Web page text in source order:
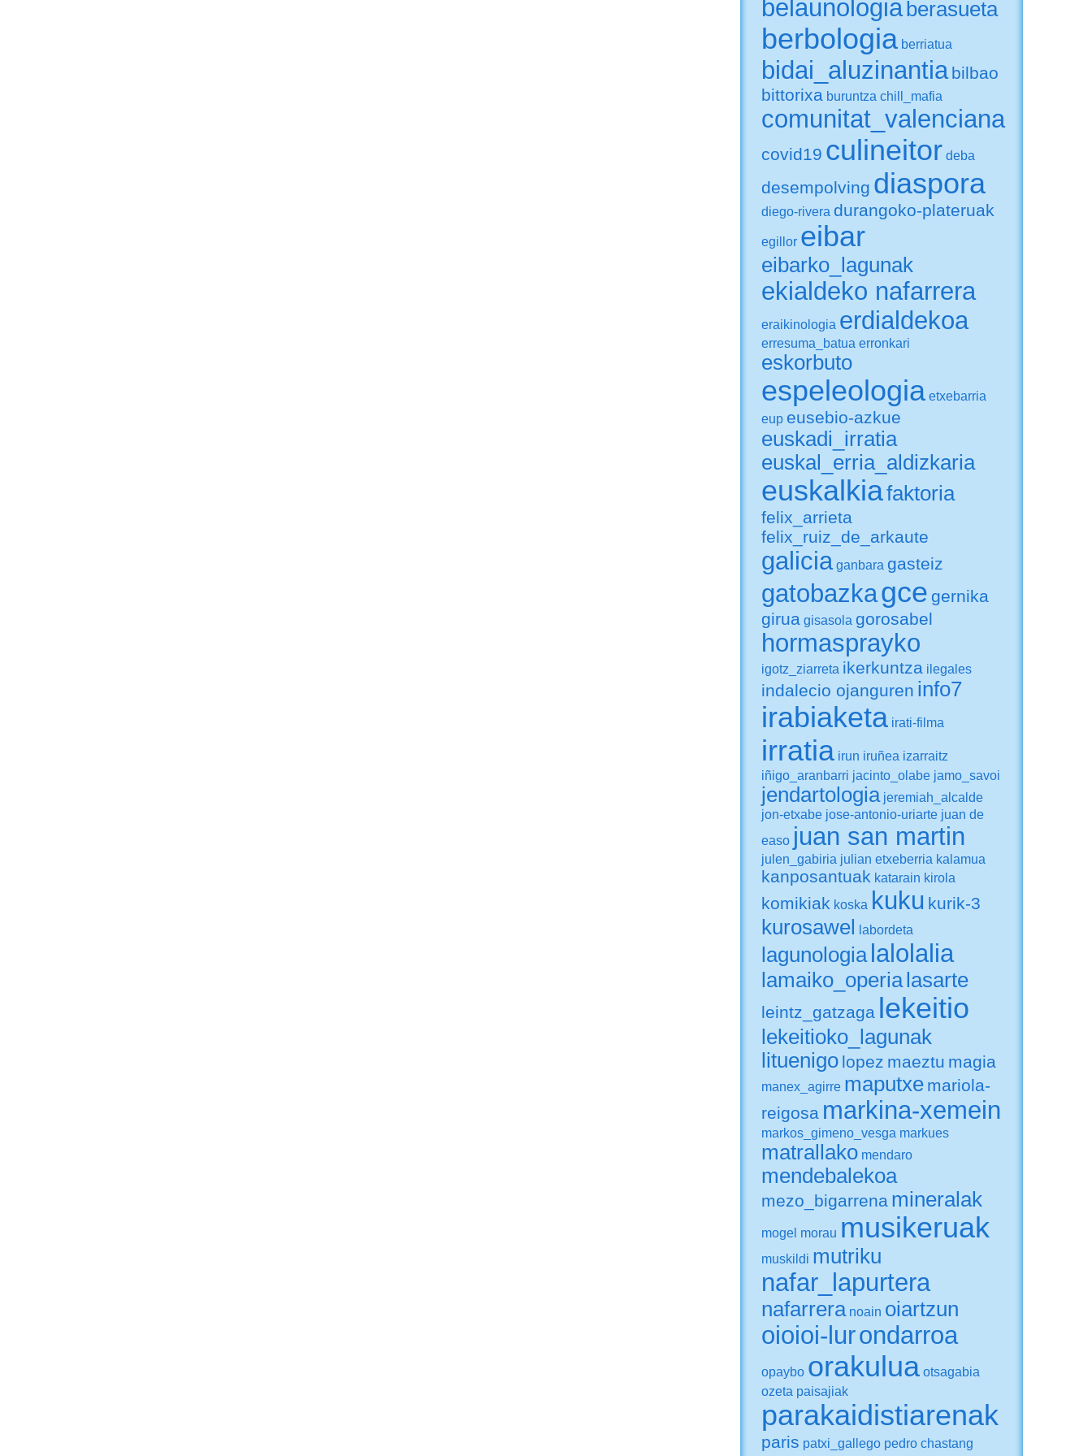
belaunologia berasueta
berbologia berriatua
bidai_aluzinantia bilbao
bittorixa buruntza chill_mafia
comunitat_valenciana
covid19 culineitor deba
desempolving diaspora
diego-rivera durangoko-plateruak
egillor eibar
eibarko_lagunak
ekialdeko nafarrera
eraikinologia erdialdekoa
erresuma_batua erronkari
eskorbuto
espeleologia etxebarria
eup eusebio-azkue
euskadi_irratia
euskal_erria_aldizkaria
euskalkiafaktoria
felix_arrieta
felix_ruiz_de_arkaute
galicia ganbara gasteiz
gatobazkagce gernika
girua gisasola gorosabel
hormasprayko
igotz_ziarreta ikerkuntza ilegales
indalecio ojanguren info7
irabiaketa irati-filma
irratia irun iruñea izarraitz
iñigo_aranbarri jacinto_olabe jamo_savoi
jendartologia jeremiah_alcalde
jon-etxabe jose-antonio-uriarte juan de
easo juan san martin
julen_gabiria julian etxeberria kalamua
kanposantuak katarain kirola
komikiak koska kuku kurik-3
kurosawel labordeta
lagunologia lalolalia
lamaiko_operia lasarte
leintz_gatzaga lekeitio
lekeitioko_lagunak
lituenigo lopez maeztu magia
manex_agirre maputxe mariola-
reigosa markina-xemein
markos_gimeno_vesga markues
matrallako mendaro
mendebalekoa
mezo_bigarrena mineralak
mogel morau musikeruak
muskildi mutriku
nafar_lapurtera
nafarrera noain oiartzun
oioioi-lurondarroa
opaybo orakulua otsagabia
ozeta paisajiak
parakaidistiarenak
paris patxi_gallego pedro chastang